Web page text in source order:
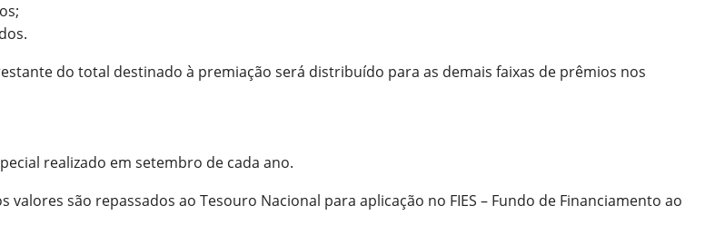
do total destinado à premiação será distribuído para as demais faixas de prêmios nos
realizado em setembro de cada ano.
são repassados ao Tesouro Nacional para aplicação no FIES – Fundo de Financiamento ao